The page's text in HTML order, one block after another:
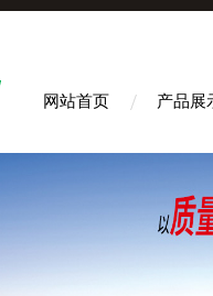
网站首页 产品展